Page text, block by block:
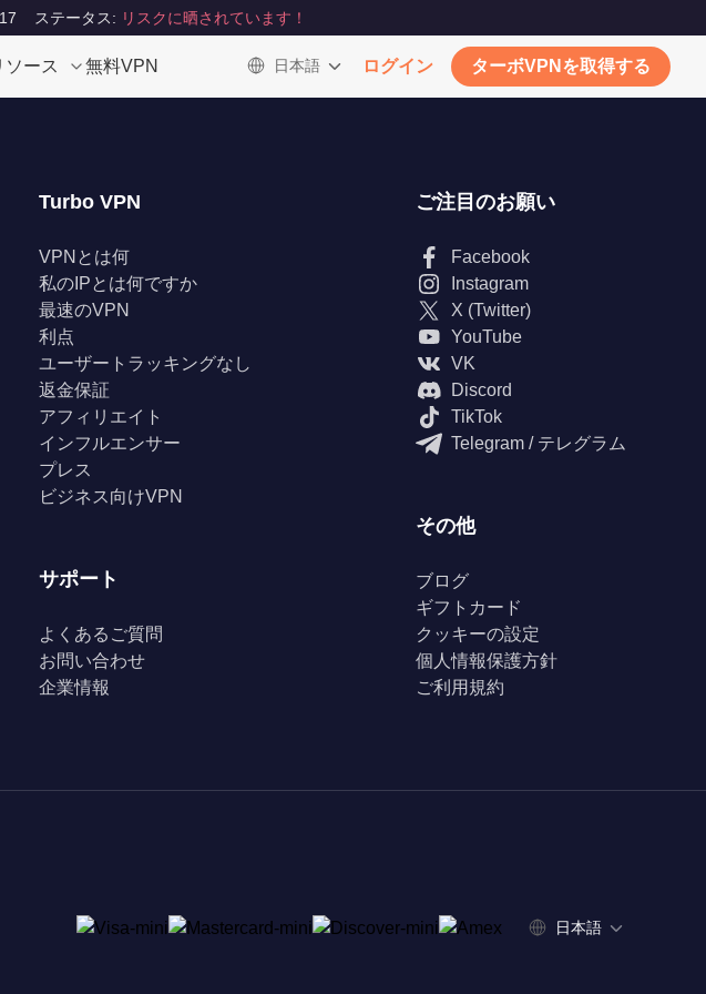
ステータス: リスクに晒されています！
ソース 無料VPN 日本語 ログイン ターボVPNを取得する
Turbo VPN
VPNとは何
私のIPとは何ですか
最速のVPN
利点
ユーザートラッキングなし
返金保証
アフィリエイト
インフルエンサー
プレス
ビジネス向けVPN
サポート
よくあるご質問
お問い合わせ
企業情報
ご注目のお願い
Facebook
Instagram
X (Twitter)
YouTube
VK
Discord
TikTok
Telegram / テレグラム
その他
ブログ
ギフトカード
クッキーの設定
個人情報保護方針
ご利用規約
日本語